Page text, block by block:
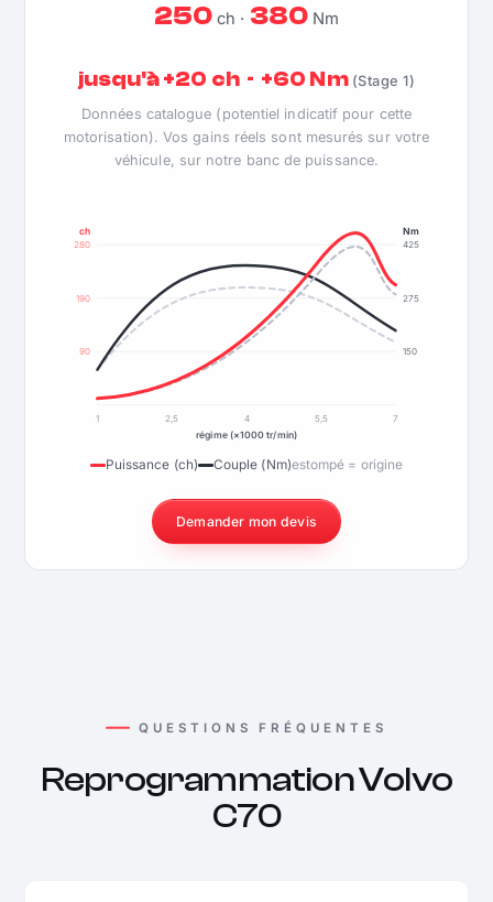
250 ch · 380Nm
jusqu'à +20 ch · +60 Nm (Stage 1)
Données catalogue (potentiel indicatif pour cette
motorisation). Vos gains réels sont mesurés sur votre
véhicule, sur notre banc de puissance.
90
190
280
150
275
425
ch Nm
1 2,5 4 5,5
7
régime (×1000 tr/min)
Puissance (ch) Couple (Nm)estompé = origine
Demander mon devis
QUESTIONS FRÉQUENTES
Reprogrammation Volvo
C70